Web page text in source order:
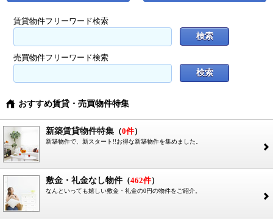
賃貸物件フリーワード検索
売買物件フリーワード検索
} おすすめ賃貸・売買物件特集
新築賃貸物件特集 （0件）
新築物件で、新スタート!!お得な新築物件を集めました。
2
敷金・礼金なし物件（462件）
なんといっても嬉しい敷金・礼金の0円の物件をご紹介。
2